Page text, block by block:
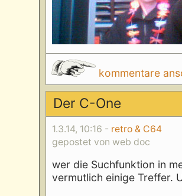
kommentare
Der C-One
1.3.14, 10:16 - retro & C64
gepostet von web doc
wer die Suchfunktion in
vermutlich einige Treffer.